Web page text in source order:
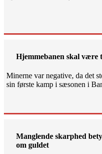
Hjemmebanen skal være
Minerne var negative, da det
sin første kamp i sæsonen i
Manglende skarphed
om guldet